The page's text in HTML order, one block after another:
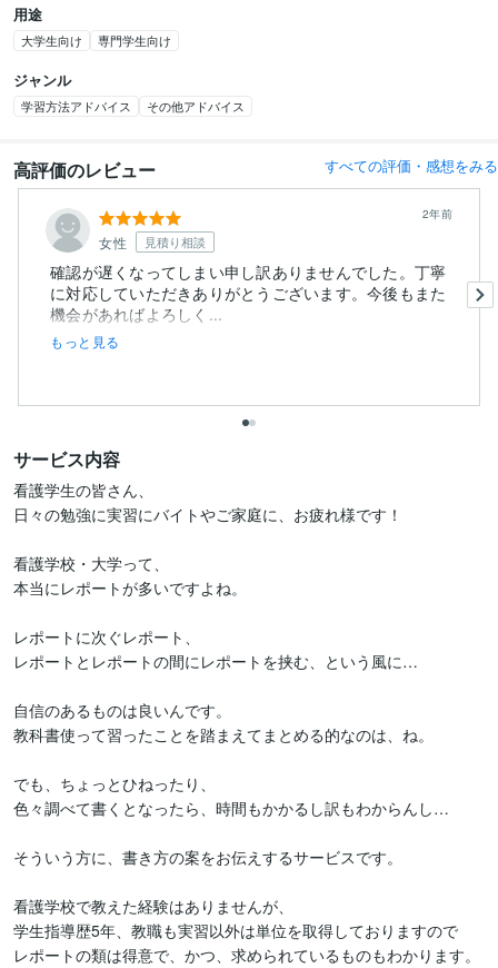
用途
大学生向け 専門学生向け
ジャンル
学習方法アドバイス その他アドバイス
高評価のレビュー すべての評価・感想をみる
女性 見積り相談
2年前
確認が遅くなってしまい申し訳ありませんでした。丁寧
に対応していただきありがとうございます。今後もまた
機会があればよろしく...
もっと見る
サービス内容
看護学生の皆さん、
日々の勉強に実習にバイトやご家庭に、お疲れ様です！
看護学校・大学って、
本当にレポートが多いですよね。
レポートに次ぐレポート、
レポートとレポートの間にレポートを挟む、という風に…
自信のあるものは良いんです。
教科書使って習ったことを踏まえてまとめる的なのは、ね。
でも、ちょっとひねったり、
色々調べて書くとなったら、時間もかかるし訳もわからんし…
そういう方に、書き方の案をお伝えするサービスです。
看護学校で教えた経験はありませんが、
学生指導歴5年、教職も実習以外は単位を取得しておりますので
レポートの類は得意で、かつ、求められているものもわかります。